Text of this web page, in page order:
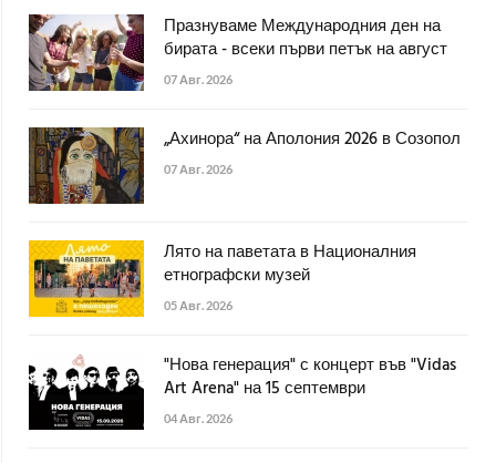
Празнуваме Международния ден на
бирата - всеки първи петък на август
07 Авг. 2026
„Ахинора“ на Аполония 2026 в Созопол
07 Авг. 2026
Лято на паветата в Националния
етнографски музей
05 Авг. 2026
"Нова генерация" с концерт във "Vidas
Art Arena" на 15 септември
04 Авг. 2026